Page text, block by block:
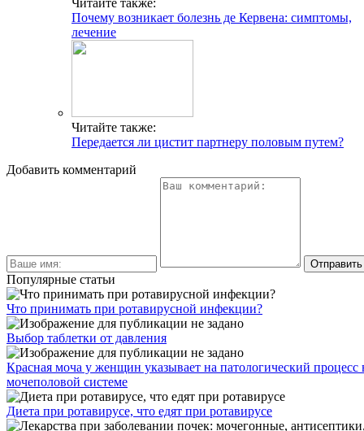
Читайте также:
Почему возникает болезнь де Кервена: симптомы,
лечение
Читайте также:
Передается ли цистит партнеру половым путем?
Добавить комментарий
Популярные статьи
Что принимать при ротавирусной инфекции?
Выбор таблетки от давления
Красная моча у женщин указывает на патологический процесс
мочеполовой системе
Диета при ротавирусе, что едят при ротавирусе